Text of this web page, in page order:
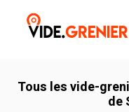
Tous les vide-
de